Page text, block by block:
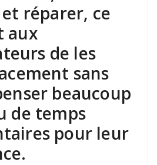
réparer, ce
aux
de les
sans
beaucoup
de temps
pour leur